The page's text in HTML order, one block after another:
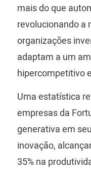
mais do que
revolucionando a
organizações
adaptam a um
hipercompetitivo
Uma estatística
empresas da
generativa em
inovação,
35% na